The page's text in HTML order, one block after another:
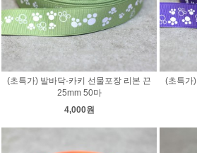
(초특가) 발바닥-카키 선물포장 리본 끈
25mm 50마
4,000원
(초특가